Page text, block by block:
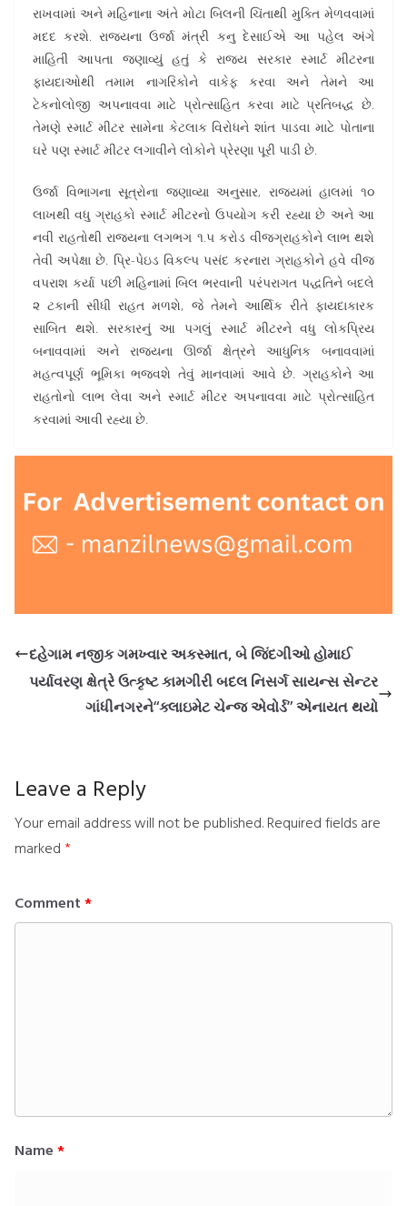
રાખવામાં અને મહિનાના અંતે મોટા બિલની ચિંતાથી મુક્તિ મેળવવામાં
મદદ કરશે. રાજ્યના ઉર્જા મંત્રી કનુ દેસાઈએ આ પહેલ અંગે
માહિતી આપતા જણાવ્યું હતું કે રાજ્ય સરકાર સ્માર્ટ મીટરના
ફાયદાઓથી તમામ નાગરિકોને વાકેફ કરવા અને તેમને આ
ટેકનોલોજી અપનાવવા માટે પ્રોત્સાહિત કરવા માટે પ્રતિબદ્ધ છે.
તેમણે સ્માર્ટ મીટર સામેના કેટલાક વિરોધને શાંત પાડવા માટે પોતાના
ઘરે પણ સ્માર્ટ મીટર લગાવીને લોકોને પ્રેરણા પૂરી પાડી છે.
ઉર્જા વિભાગના સૂત્રોના જણાવ્યા અનુસાર, રાજ્યમાં હાલમાં ૧૦
લાખથી વધુ ગ્રાહકો સ્માર્ટ મીટરનો ઉપયોગ કરી રહ્યા છે અને આ
નવી રાહતોથી રાજ્યના લગભગ ૧.૫ કરોડ વીજગ્રાહકોને લાભ થશે
તેવી અપેક્ષા છે. પ્રિ-પેઇડ વિકલ્પ પસંદ કરનારા ગ્રાહકોને હવે વીજ
વપરાશ કર્યા પછી મહિનામાં બિલ ભરવાની પરંપરાગત પદ્ધતિને બદલે
૨ ટકાની સીધી રાહત મળશે, જે તેમને આર્થિક રીતે ફાયદાકારક
સાબિત થશે. સરકારનું આ પગલું સ્માર્ટ મીટરને વધુ લોકપ્રિય
બનાવવામાં અને રાજ્યના ઊર્જા ક્ષેત્રને આધુનિક બનાવવામાં
મહત્વપૂર્ણ ભૂમિકા ભજવશે તેવું માનવામાં આવે છે. ગ્રાહકોને આ
રાહતોનો લાભ લેવા અને સ્માર્ટ મીટર અપનાવવા માટે પ્રોત્સાહિત
કરવામાં આવી રહ્યા છે.
દહેગામ નજીક ગમખ્વાર અકસ્માત, બે જિંદગીઓ હોમાઈ
પર્યાવરણ ક્ષેત્રે ઉત્કૃષ્ટ કામગીરી બદલ નિસર્ગ સાયન્સ સેન્ટર
ગાંધીનગરને“ક્લાઇમેટ ચેન્જ એવોર્ડ” એનાયત થયો
Leave a Reply
Your email address will not be published. Required fields are
marked *
Comment *
Name *